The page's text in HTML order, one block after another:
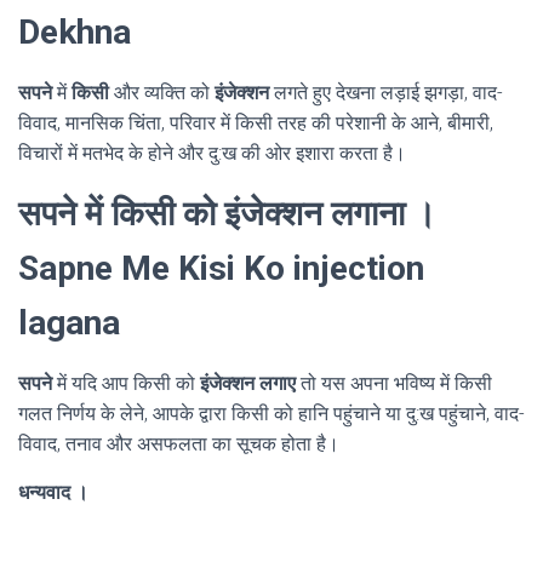
Dekhna
सपनेमेंकिसीऔर व्यक्ति कोइंजेक्शनलगते हुए देखना लड़ाई झगड़ा, वाद-
विवाद, मानसिक चिंता, परिवार में किसी तरह की परेशानी के आने, बीमारी,
विचारों में मतभेद के होने और दु:ख की ओर इशारा करता है।
सपने में किसी को इंजेक्शन लगाना ।
Sapne Me Kisi Ko injection
lagana
सपनेमें यदि आप किसी कोइंजेक्शन लगाएतो यस अपना भविष्य में किसी
गलत निर्णय के लेने, आपके द्वारा किसी को हानि पहुंचाने या दु:ख पहुंचाने, वाद-
विवाद, तनाव और असफलता का सूचक होता है।
धन्यवाद ।